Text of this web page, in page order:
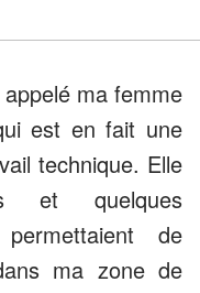
ma femme
est en fait une
technique. Elle
et quelques
de
ma zone de